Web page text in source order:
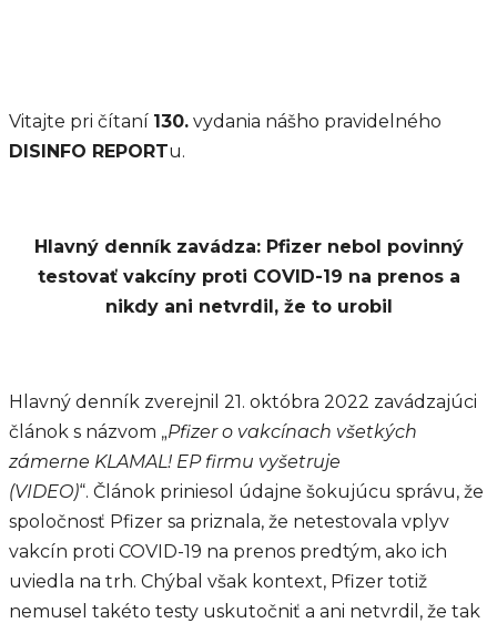
Vitajte pri čítaní 130. vydania nášho pravidelného
DISINFO REPORTu.
Hlavný denník zavádza: Pfizer nebol povinný
testovať vakcíny proti COVID-19 na prenos a
nikdy ani netvrdil, že to urobil
Hlavný denník zverejnil 21. októbra 2022 zavádzajúci
článok s názvom „Pfizer o vakcínach všetkých
zámerne KLAMAL! EP firmu vyšetruje
(VIDEO)“. Článok priniesol údajne šokujúcu správu, že
spoločnosť Pfizer sa priznala, že netestovala vplyv
vakcín proti COVID-19 na prenos predtým, ako ich
uviedla na trh. Chýbal však kontext, Pfizer totiž
nemusel takéto testy uskutočniť a ani netvrdil, že tak